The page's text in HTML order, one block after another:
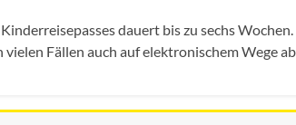
dauert bis zu sechs
Fällen auch auf elektronischem Wege